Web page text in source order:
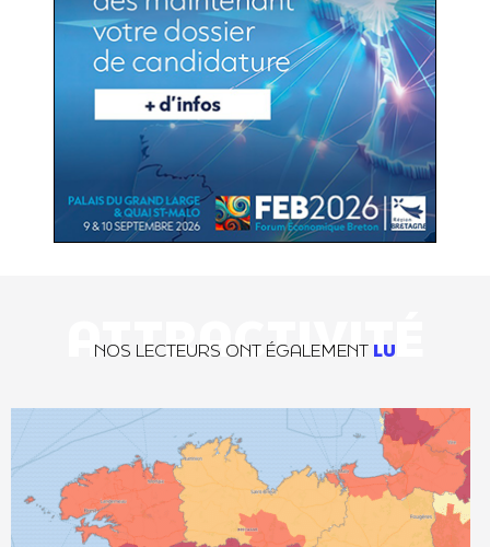
ATTRACTIVITÉ
NOS LECTEURS ONT ÉGALEMENT LU